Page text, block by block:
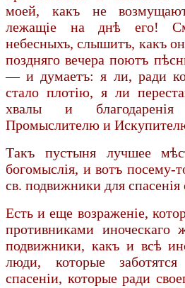
моей, какъ не
лежащіе на днѣ его!
небесныхъ, слышитъ, какъ
поздняго вечера поютъ
— и думаетъ: я ли, ради
стало плотію, я ли
хвалы и
Промыслителю и
Такъ пустыня лучшее
богомыслія, и вотъ посему-
св. подвижники для
Есть и еще возраженіе,
противниками иноческаго
подвижники, какъ и всѣ
люди, которые
спасеніи, которые ради